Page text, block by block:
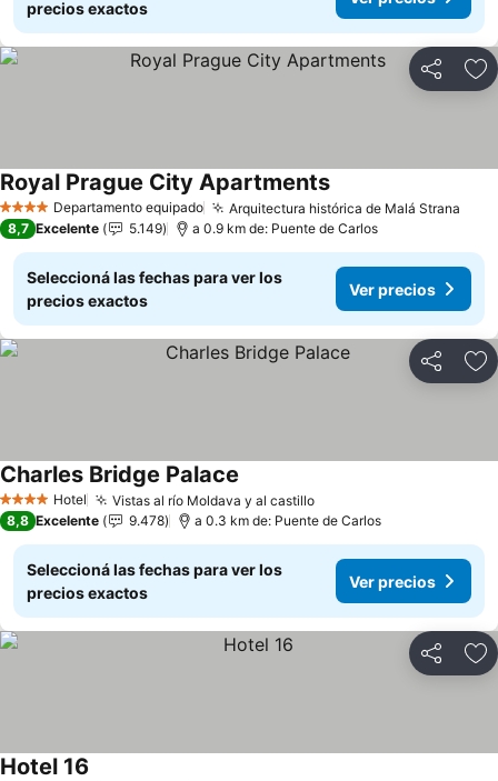
precios exactos
Compartir
4 EstrellasDepartamento equipado Arquitectura histórica de Malá Strana
Royal Prague City Apartments
8,7 Excelente 5.149 a 0.9 km de: Puente de Carlos
Seleccioná las fechas para ver los
precios exactos
Ver precios
Compartir
4 EstrellasHotel Vistas al río Moldava y al castillo
Charles Bridge Palace
8,8 Excelente 9.478 a 0.3 km de: Puente de Carlos
Seleccioná las fechas para ver los
precios exactos
Ver precios
Compartir
Hotel 16